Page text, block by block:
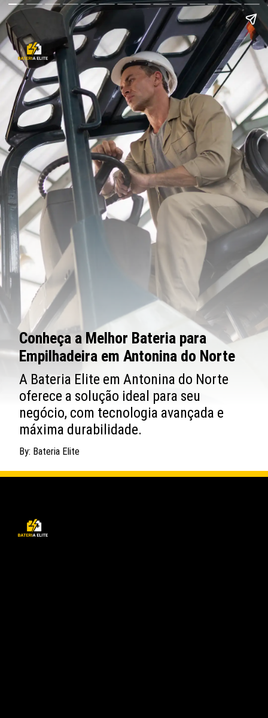
Conheça a Melhor Bateria para
Empilhadeira em Antonina do Norte
A Bateria Elite em Antonina do Norte
oferece a solução ideal para seu
negócio, com tecnologia avançada e
máxima durabilidade.
By: Bateria Elite